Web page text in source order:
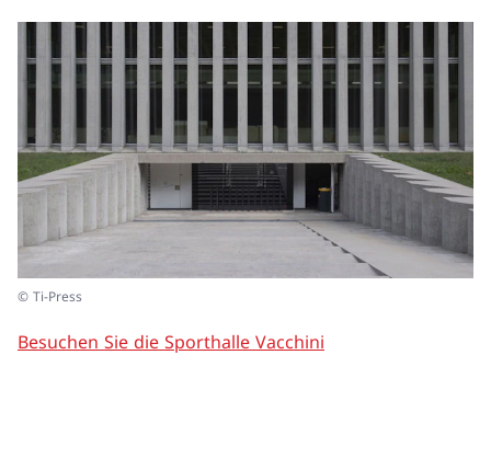
© Ti-Press
Besuchen Sie die Sporthalle Vacchini